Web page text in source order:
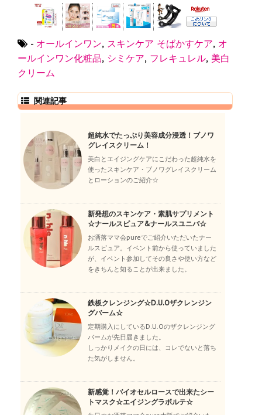
- オールインワン, スキンケア そばかすケア, オ
ールインワン化粧品, シミケア, フレキュレル, 美白
クリーム
関連記事
超純水でたっぷり美容成分浸透！ブノワ
グレイスクリーム！
美白とエイジングケアにこだわった超純水を
使ったスキンケア・ブノワグレイスクリーム
とローションのご紹介☆
新発想のスキンケア・素肌サプリメント
☆ナールスピュア&ナールスユニバ☆
お洒落ママ会pureでご紹介いただいたナー
ルスピュア。イベント前から使っていました
が、イベント参加してその良さや使い方など
をきちんと知ることが出来ました。
鉄板クレンジング☆D.U.Oザクレンジン
グバーム☆
定期購入にしているD.U.Oのザクレンジング
バームが先日届きました。
しっかりメイクの日には、コレでないと落ち
た気がしません。
新感覚！バイオセルロースで出来たシー
トマスク☆エイジングラボルテ☆